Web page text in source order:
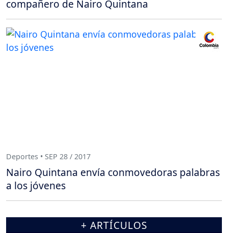
compañero de Nairo Quintana
Deportes • SEP 28 / 2017
Nairo Quintana envía conmovedoras palabras
a los jóvenes
+ ARTÍCULOS